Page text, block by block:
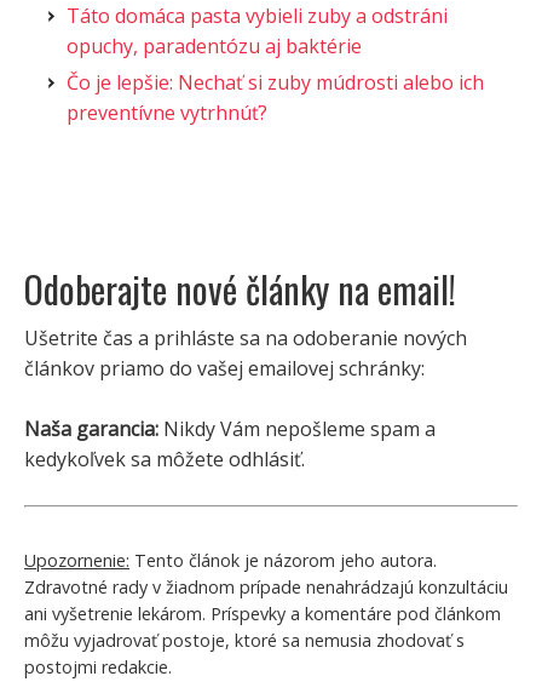
Táto domáca pasta vybieli zuby a odstráni
opuchy, paradentózu aj baktérie
Čo je lepšie: Nechať si zuby múdrosti alebo ich
preventívne vytrhnúť?
Odoberajte nové články na email!
Ušetrite čas a prihláste sa na odoberanie nových
článkov priamo do vašej emailovej schránky:
Naša garancia: Nikdy Vám nepošleme spam a
kedykoľvek sa môžete odhlásiť.
Upozornenie: Tento článok je názorom jeho autora.
Zdravotné rady v žiadnom prípade nenahrádzajú konzultáciu
ani vyšetrenie lekárom. Príspevky a komentáre pod článkom
môžu vyjadrovať postoje, ktoré sa nemusia zhodovať s
postojmi redakcie.